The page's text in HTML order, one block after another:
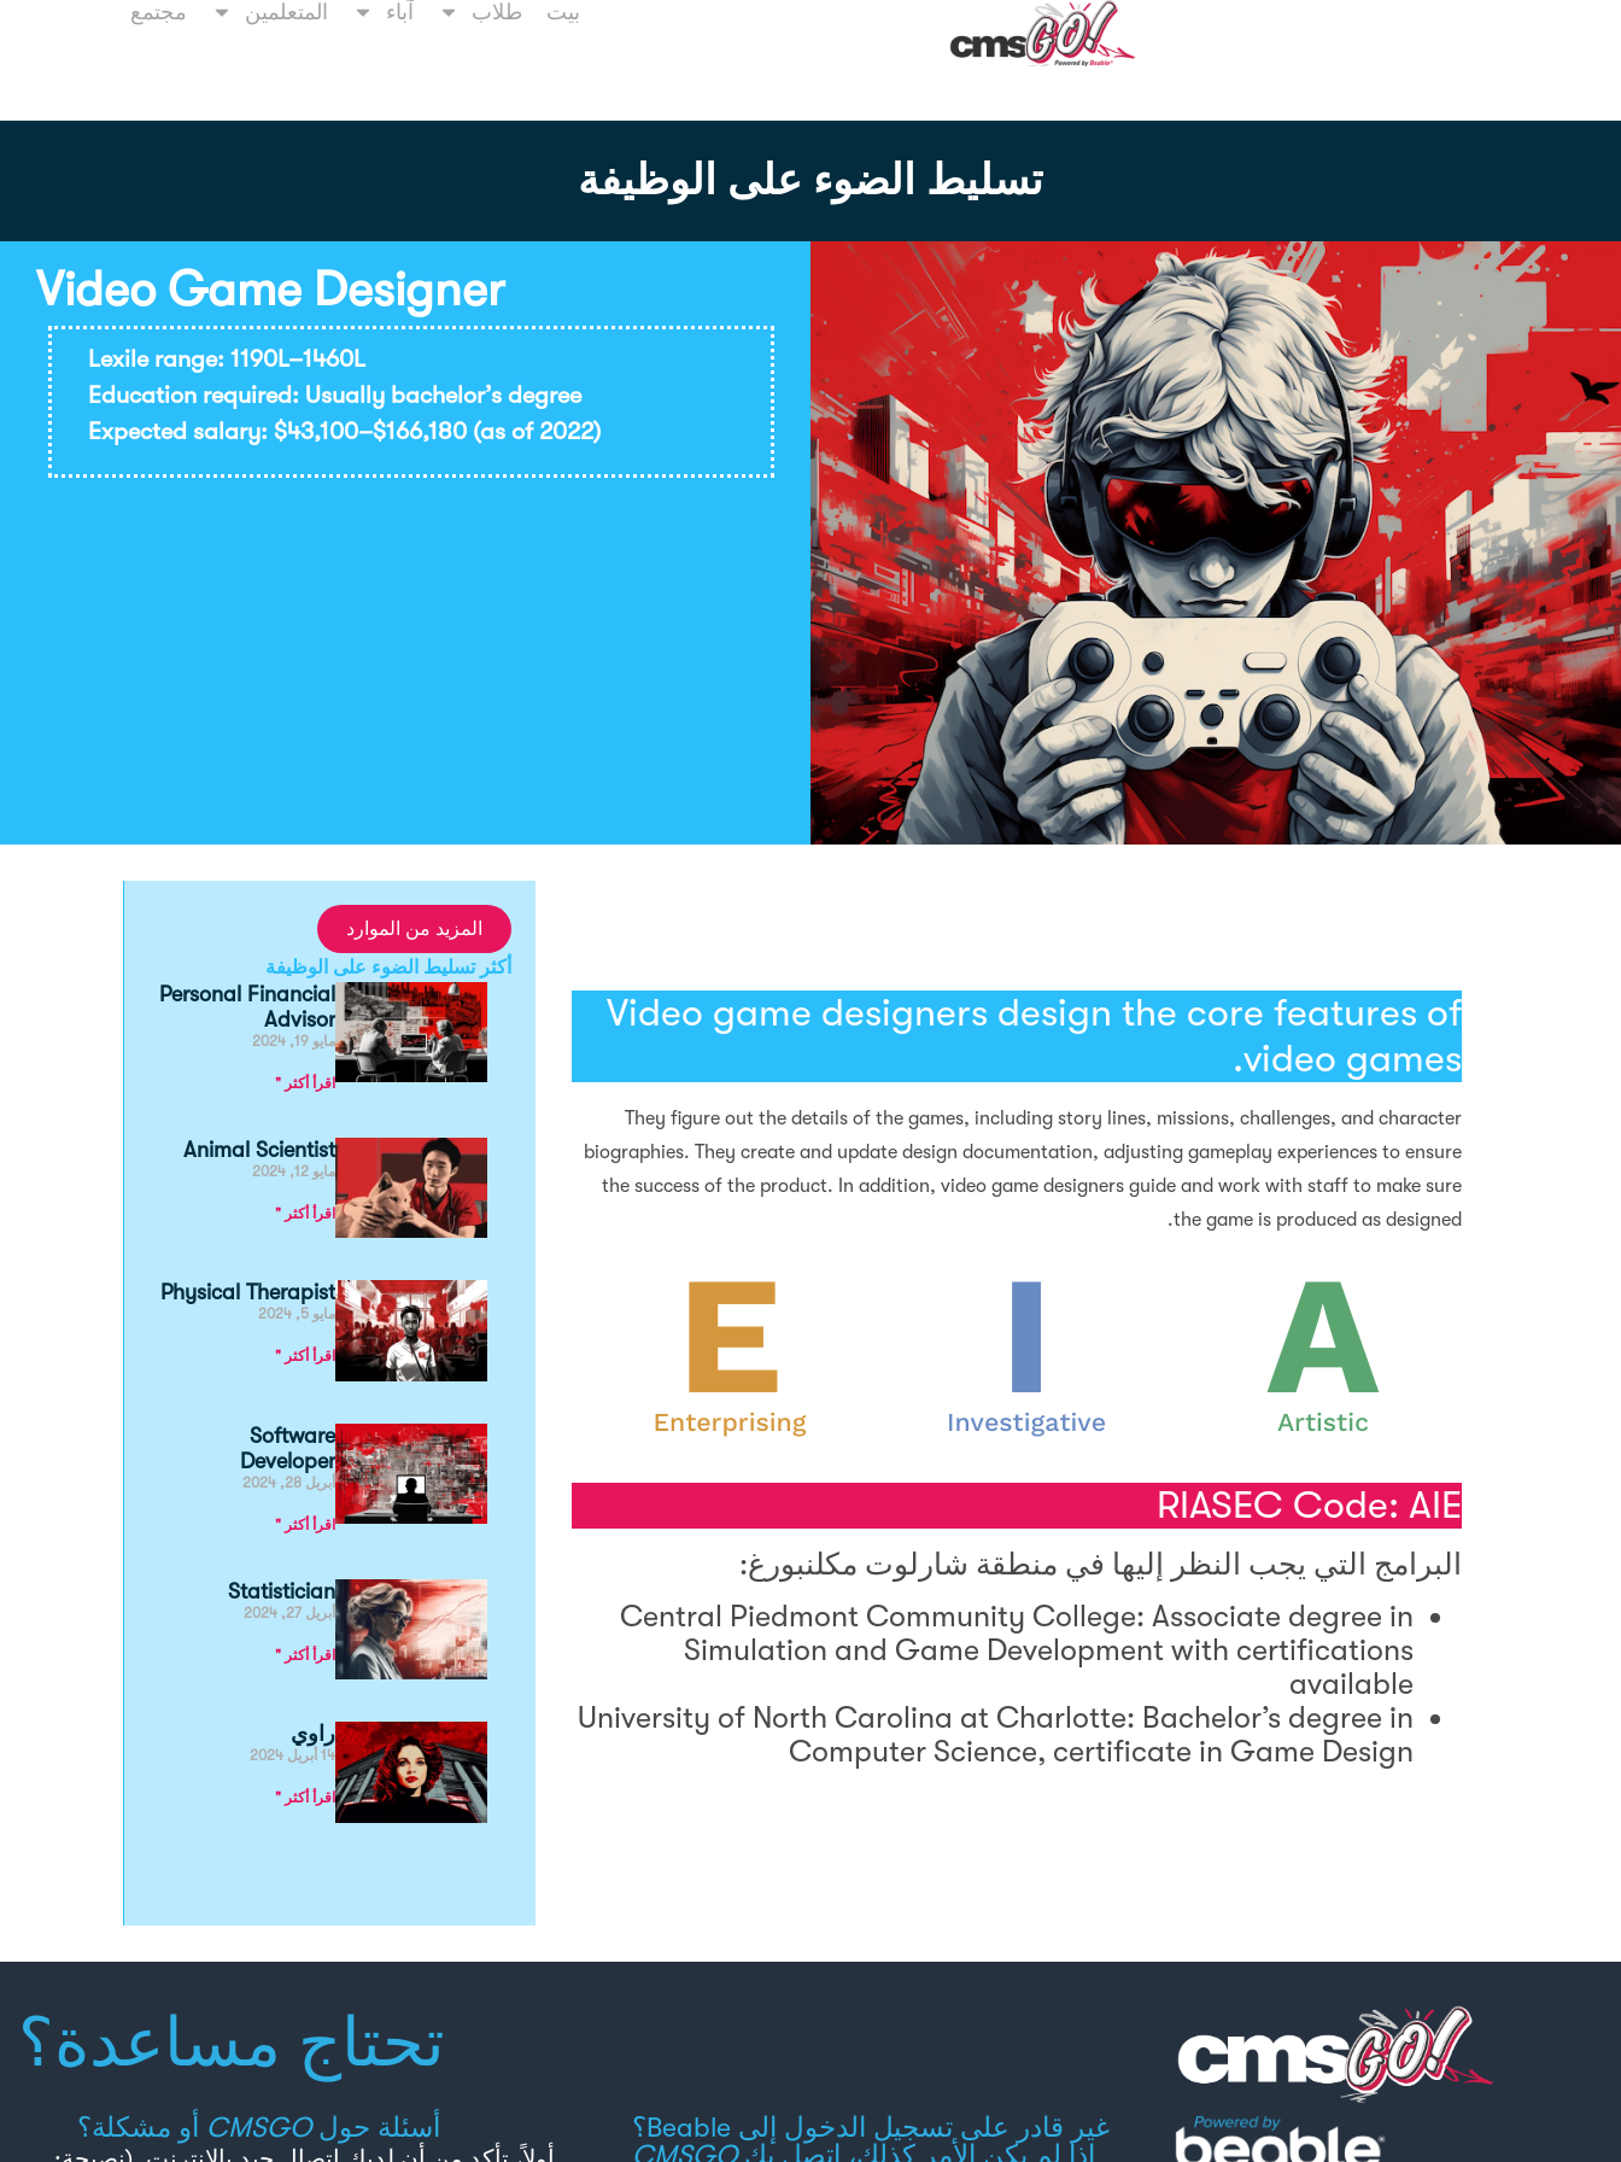
بيت طلاب آباء المتعلمين مجتمع
تسليط الضوء على الوظيفة
Video Game Designer
Lexile range: 1190L–1460L
Education required: Usually bachelor’s degree
Expected salary: $43,100–$166,180 (as of 2022)
Video game designers design the core features of
video games.
They figure out the details of the games, including story lines, missions, challenges, and character
biographies. They create and update design documentation, adjusting gameplay experiences to ensure
the success of the product. In addition, video game designers guide and work with staff to make sure
the game is produced as designed.
RIASEC Code: AIE
البرامج التي يجب النظر إليها في منطقة شارلوت مكلنبورغ:
Central Piedmont Community College: Associate degree in
Simulation and Game Development with certifications
available
University of North Carolina at Charlotte: Bachelor’s degree in
Computer Science, certificate in Game Design
المزيد من الموارد
أكثرتسليط الضوء على الوظيفة
Personal Financial
Advisor
مايو 19, 2024
اقرأ أكثر "
Animal Scientist
مايو 12, 2024
اقرأ أكثر "
Physical Therapist
مايو 5, 2024
اقرأ أكثر "
Software
Developer
أبريل 28, 2024
اقرأ أكثر "
Statistician
أبريل 27, 2024
اقرأ أكثر "
راوي
14 أبريل 2024
اقرأ أكثر "
تحتاج مساعدة؟
غير قادر على تسجيل الدخول إلى Beable؟
إذا لم يكن الأمر كذلك، اتصل بكCMSGO
أسئلة حولCMSGO أو مشكلة؟